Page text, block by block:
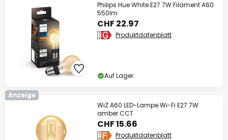
Philips Hue White E27 7W Filament A60
550lm
CHF 22.97
Produktdatenblatt
Auf Lager
Anzeige
WiZ A60 LED-Lampe Wi-Fi E27 7W
amber CCT
CHF 15.66
Produktdatenblatt